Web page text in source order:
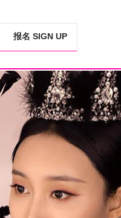
报名 SIGN UP